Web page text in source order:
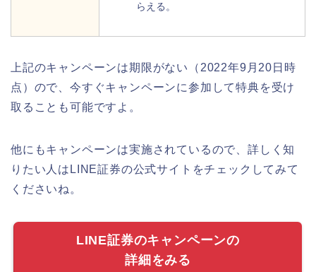
らえる。
上記のキャンペーンは期限がない（ 2022年9月20日時
点） ので、今すぐキャンペーンに参加して特典を受け
取ることも可能ですよ。
他にもキャンペーンは実施されているので、詳しく知
りたい人はLINE証券の公式サイトをチェックしてみて
くださいね。
LINE証券のキャンペーンの
詳細をみる